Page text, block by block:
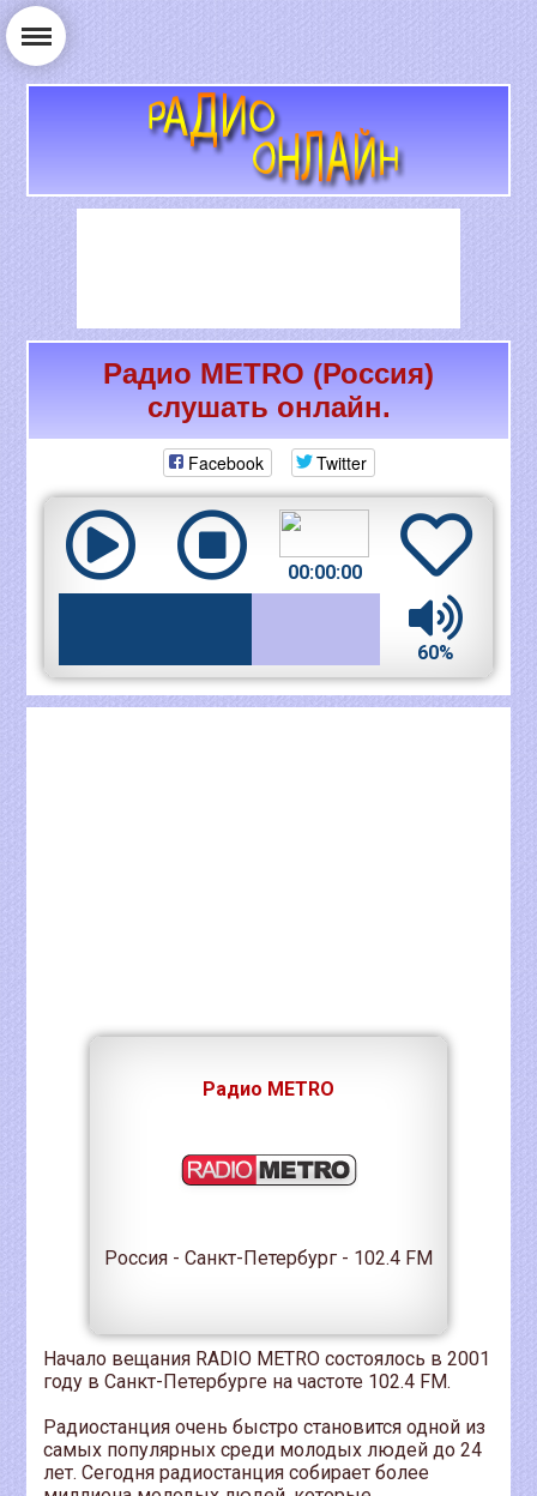
РАДИО ОНЛАЙН
Радио METRO (Россия)
слушать онлайн.
Facebook Twitter
00:00:00
60%
Радио METRO
Россия - Санкт-Петербург - 102.4 FM
Начало вещания RADIO METRO состоялось в 2001
году в Санкт-Петербурге на частоте 102.4 FM.
Радиостанция очень быстро становится одной из
самых популярных среди молодых людей до 24
лет. Сегодня радиостанция собирает более